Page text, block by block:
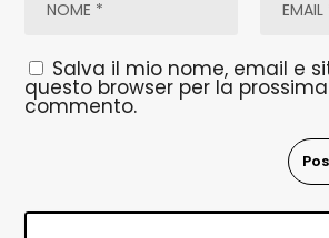
Salva il mio nome, email e
questo browser per la
commento.